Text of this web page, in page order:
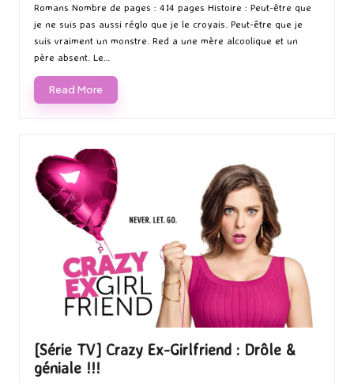
Romans Nombre de pages : 414 pages Histoire : Peut-être que
je ne suis pas aussi réglo que je le croyais. Peut-être que je
suis vraiment un monstre. Red a une mère alcoolique et un
père absent. Le…
Read More
[Série TV] Crazy Ex-Girlfriend : Drôle &
géniale !!!